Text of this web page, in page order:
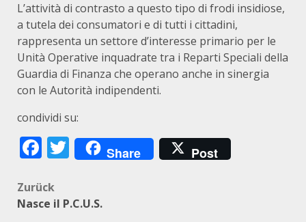
L’attività di contrasto a questo tipo di frodi insidiose,
a tutela dei consumatori e di tutti i cittadini,
rappresenta un settore d’interesse primario per le
Unità Operative inquadrate tra i Reparti Speciali della
Guardia di Finanza che operano anche in sinergia
con le Autorità indipendenti.
condividi su:
Facebook
Twitter
Share Post
Beitragsnavigation
Zurück
Nasce il P.C.U.S.